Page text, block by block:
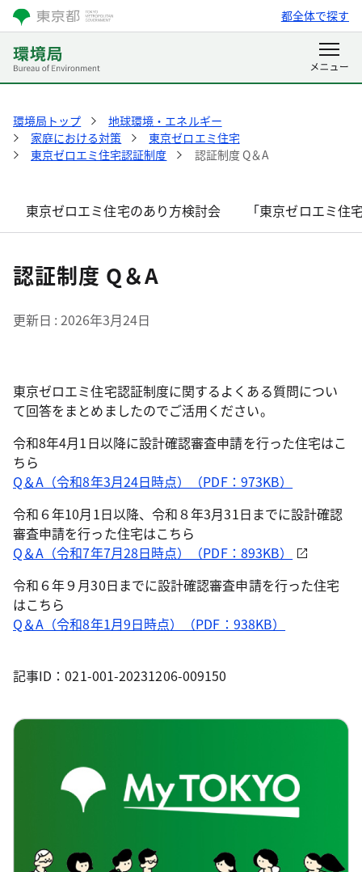
都全体で探す
環境局トップ
地球環境・エネルギー
家庭における対策
東京ゼロエミ住宅
東京ゼロエミ住宅認証制度
認証制度 Q＆A
東京ゼロエミ住宅のあり方検討会 「東京ゼロエミ住
認証制度 Q＆A
更新日 2026年3月24日
東京ゼロエミ住宅認証制度に関するよくある質問につい
て回答をまとめましたのでご活用ください。
令和8年4月1日以降に設計確認審査申請を行った住宅はこ
ちら
Q＆A（令和8年3月24日時点）（PDF：973KB）
令和６年10月1日以降、令和８年3月31日までに設計確認
審査申請を行った住宅はこちら
Q＆A（令和7年7月28日時点）（PDF：893KB）
令和６年９月30日までに設計確認審査申請を行った住宅
はこちら
Q＆A（令和8年1月9日時点）（PDF：938KB）
記事ID：021-001-20231206-009150